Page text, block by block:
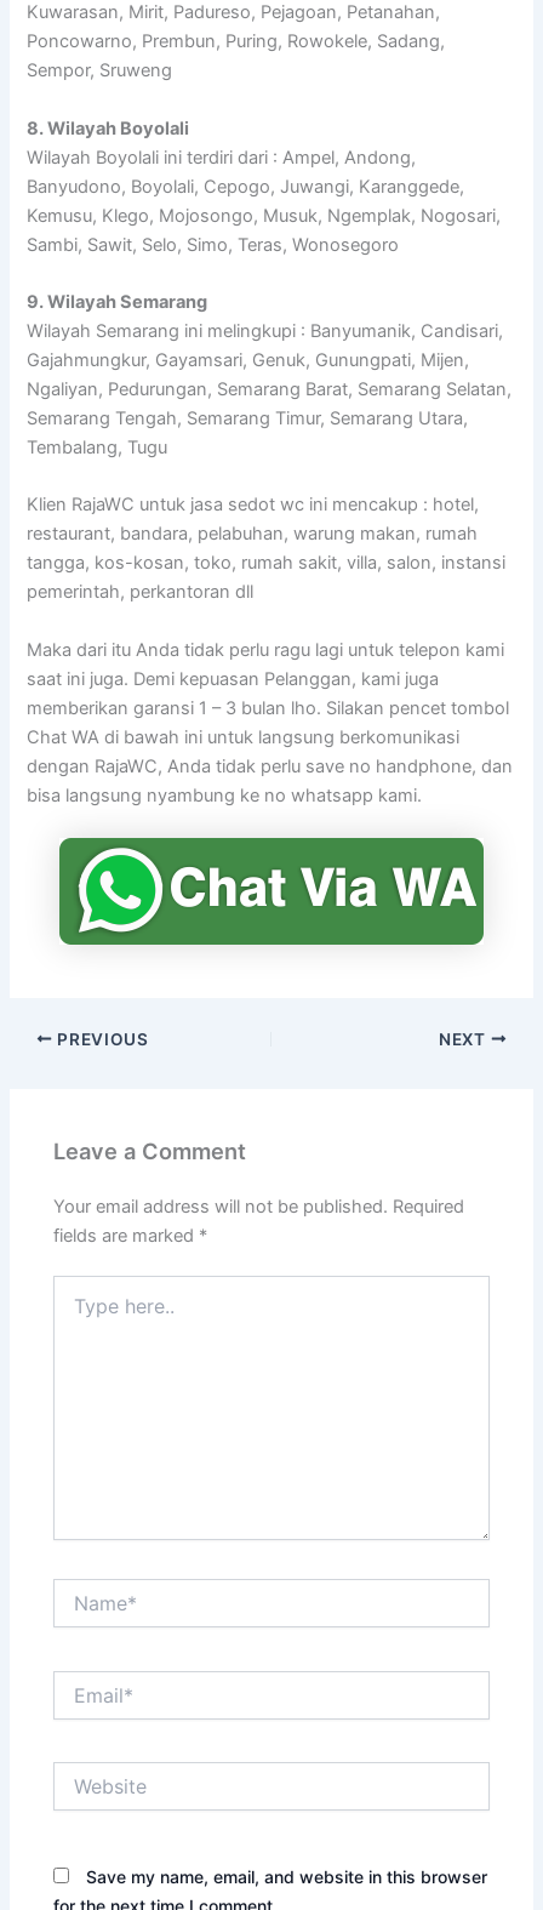
Kuwarasan, Mirit, Padureso, Pejagoan, Petanahan,
Poncowarno, Prembun, Puring, Rowokele, Sadang,
Sempor, Sruweng
8. Wilayah Boyolali
Wilayah Boyolali ini terdiri dari : Ampel, Andong,
Banyudono, Boyolali, Cepogo, Juwangi, Karanggede,
Kemusu, Klego, Mojosongo, Musuk, Ngemplak, Nogosari,
Sambi, Sawit, Selo, Simo, Teras, Wonosegoro
9. Wilayah Semarang
Wilayah Semarang ini melingkupi : Banyumanik, Candisari,
Gajahmungkur, Gayamsari, Genuk, Gunungpati, Mijen,
Ngaliyan, Pedurungan, Semarang Barat, Semarang Selatan,
Semarang Tengah, Semarang Timur, Semarang Utara,
Tembalang, Tugu
Klien RajaWC untuk jasa sedot wc ini mencakup : hotel,
restaurant, bandara, pelabuhan, warung makan, rumah
tangga, kos-kosan, toko, rumah sakit, villa, salon, instansi
pemerintah, perkantoran dll
Maka dari itu Anda tidak perlu ragu lagi untuk telepon kami
saat ini juga. Demi kepuasan Pelanggan, kami juga
memberikan garansi 1 – 3 bulan lho. Silakan pencet tombol
Chat WA di bawah ini untuk langsung berkomunikasi
dengan RajaWC, Anda tidak perlu save no handphone, dan
bisa langsung nyambung ke no whatsapp kami.
PREVIOUS NEXT
Leave a Comment
Your email address will not be published. Required
fields are marked *
here..
Save my name, email, and website in this browser
for the next time I comment.